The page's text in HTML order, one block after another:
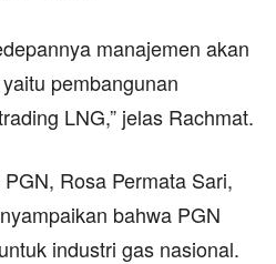
manajemen akan
pembangunan
LNG,” jelas Rachmat.
Rosa Permata Sari,
bahwa PGN
industri gas nasional.